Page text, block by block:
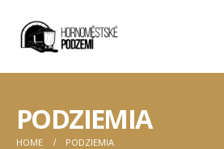
PODZIEMIA
HOME PODZIEMIA